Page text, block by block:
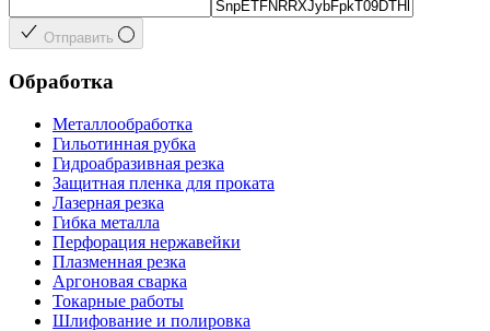
Отправить
Обработка
Металлообработка
Гильотинная рубка
Гидроабразивная резка
Защитная пленка для проката
Лазерная резка
Гибка металла
Перфорация нержавейки
Плазменная резка
Аргоновая сварка
Токарные работы
Шлифование и полировка